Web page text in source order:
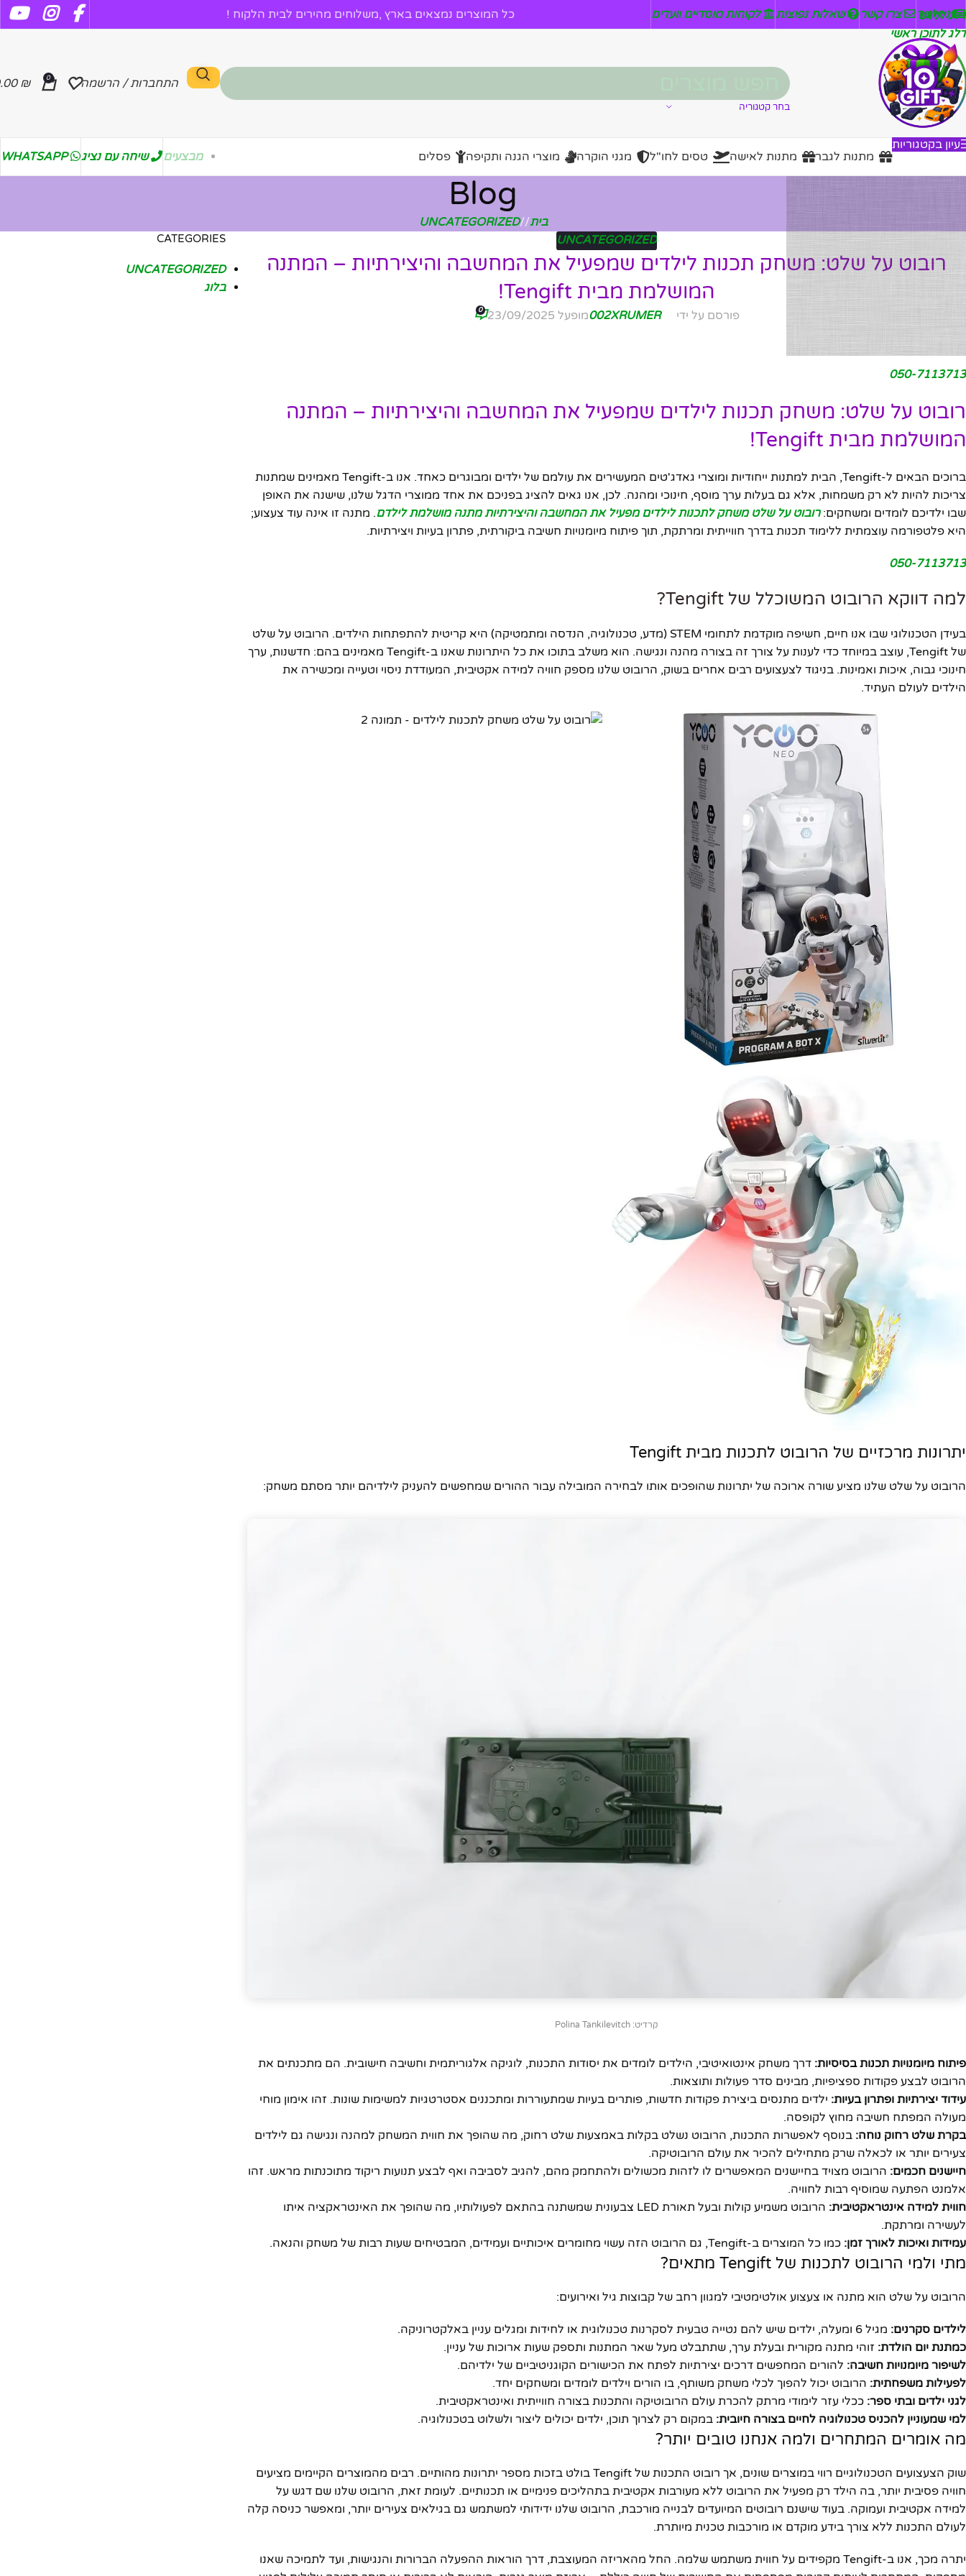
דלג לניווט
דלג לתוכן ראשי
ניזלטר צרו קשר שאלות נפוצות לקוחות מוסדיים וועדים כל המוצרים נמצאים בארץ ,משלוחים מהירים לבית הלקוח !
בחר קטגוריה
התחברות / הרשמה 0
₪
עיון בקטגוריות
מתנות לגבר
מתנות לאישה טסים לחו"ל מגני הוקרה מוצרי הגנה ותקיפה פסלים מבצעים שיחה עם נציג WHATSAPP
Blog
בית/
UNCATEGORIZED
UNCATEGORIZED
רובוט על שלט: משחק תכנות לילדים שמפעיל את המחשבה והיצירתיות – המתנה
המושלמת מבית Tengift!
פורסם על ידי 002XRUMERמופעל 23/09/2025 0
050-7113713
רובוט על שלט: משחק תכנות לילדים שמפעיל את המחשבה והיצירתיות – המתנה
המושלמת מבית Tengift!
ברוכים הבאים ל-Tengift, הבית למתנות ייחודיות ומוצרי גאדג'טים המעשירים את עולמם של ילדים ומבוגרים כאחד. אנו ב-Tengift מאמינים שמתנות
צריכות להיות לא רק משמחות, אלא גם בעלות ערך מוסף, חינוכי ומהנה. לכן, אנו גאים להציג בפניכם את אחד ממוצרי הדגל שלנו, שישנה את האופן
שבו ילדיכם לומדים ומשחקים:רובוט על שלט משחק לתכנות לילדים מפעיל את המחשבה והיצירתיות מתנה מושלמת לילדם. מתנה זו אינה עוד צעצוע;
היא פלטפורמה עוצמתית ללימוד תכנות בדרך חווייתית ומרתקת, תוך פיתוח מיומנויות חשיבה ביקורתית, פתרון בעיות ויצירתיות.
050-7113713
למה דווקא הרובוט המשוכלל של Tengift?
בעידן הטכנולוגי שבו אנו חיים, חשיפה מוקדמת לתחומי STEM (מדע, טכנולוגיה, הנדסה ומתמטיקה) היא קריטית להתפתחות הילדים. הרובוט על שלט
של Tengift, עוצב במיוחד כדי לענות על צורך זה בצורה מהנה ונגישה. הוא משלב בתוכו את כל היתרונות שאנו ב-Tengift מאמינים בהם: חדשנות, ערך
חינוכי גבוה, איכות ואמינות. בניגוד לצעצועים רבים אחרים בשוק, הרובוט שלנו מספק חוויה למידה אקטיבית, המעודדת ניסוי וטעייה ומכשירה את
הילדים לעולם העתיד.
יתרונות מרכזיים של הרובוט לתכנות מבית Tengift
הרובוט על שלט שלנו מציע שורה ארוכה של יתרונות שהופכים אותו לבחירה המובילה עבור ההורים שמחפשים להעניק לילדיהם יותר מסתם משחק:
קרדיט: Polina Tankilevitch
פיתוח מיומנויות תכנות בסיסיות: דרך משחק אינטואיטיבי, הילדים לומדים את יסודות התכנות, לוגיקה אלגוריתמית וחשיבה חישובית. הם מתכנתים את
הרובוט לבצע פקודות ספציפיות, מבינים סדר פעולות ותוצאות.
עידוד יצירתיות ופתרון בעיות: ילדים מתנסים ביצירת פקודות חדשות, פותרים בעיות שמתעוררות ומתכננים אסטרטגיות למשימות שונות. זהו אימון מוחי
מעולה המפתח חשיבה מחוץ לקופסה.
בקרת שלט רחוק נוחה: בנוסף לאפשרות התכנות, הרובוט נשלט בקלות באמצעות שלט רחוק, מה שהופך את חווית המשחק למהנה ונגישה גם לילדים
צעירים יותר או לכאלה שרק מתחילים להכיר את עולם הרובוטיקה.
חיישנים חכמים: הרובוט מצויד בחיישנים המאפשרים לו לזהות מכשולים ולהתחמק מהם, להגיב לסביבה ואף לבצע תנועות ריקוד מתוכנתות מראש. זהו
אלמנט הפתעה שמוסיף רבות לחוויה.
חווית למידה אינטראקטיבית:
הרובוט משמיע קולות ובעל תאורת LED צבעונית שמשתנה בהתאם לפעולותיו, מה שהופך את האינטראקציה איתו
לעשירה ומרתקת.
עמידות ואיכות לאורך זמן: כמו כל המוצרים ב-Tengift, גם הרובוט הזה עשוי מחומרים איכותיים ועמידים, המבטיחים שעות רבות של משחק והנאה.
מתי ולמי הרובוט לתכנות של Tengift מתאים?
הרובוט על שלט הוא מתנה או צעצוע אולטימטיבי למגוון רחב של קבוצות גיל ואירועים:
לילדים סקרנים: מגיל 6 ומעלה, ילדים שיש להם נטייה טבעית לסקרנות טכנולוגית או לחידות ומגלים עניין באלקטרוניקה.
כמתנת יום הולדת: זוהי מתנה מקורית ובעלת ערך, שתתבלט מעל שאר המתנות ותספק שעות ארוכות של עניין.
לשיפור מיומנויות חשיבה: להורים המחפשים דרכים יצירתיות לפתח את הכישורים הקוגניטיביים של ילדיהם.
לפעילות משפחתית: הרובוט יכול להפוך לכלי משחק משותף, בו הורים וילדים לומדים ומשחקים יחד.
לגני ילדים ובתי ספר: ככלי עזר לימודי מרתק להכרת עולם הרובוטיקה והתכנות בצורה חווייתית ואינטראקטיבית.
למי שמעוניין להכניס טכנולוגיה לחיים בצורה חיובית: במקום רק לצרוך תוכן, ילדים יכולים ליצור ולשלוט בטכנולוגיה.
מה אומרים המתחרים ולמה אנחנו טובים יותר?
שוק הצעצועים הטכנולוגיים רווי במוצרים שונים, אך רובוט התכנות של Tengift בולט בזכות מספר יתרונות מהותיים. רבים מהמוצרים הקיימים מציעים
חוויה פסיבית יותר, בה הילד רק מפעיל את הרובוט ללא מעורבות אקטיבית בתהליכים פנימיים או תכנותיים. לעומת זאת, הרובוט שלנו שם דגש על
למידה אקטיבית ועמוקה. בעוד שישנם רובוטים המיועדים לבנייה מורכבת, הרובוט שלנו ידידותי למשתמש גם בגילאים צעירים יותר, ומאפשר כניסה קלה
לעולם התכנות ללא צורך בידע מוקדם או מורכבות טכנית מיותרת.
יתרה מכך, אנו ב-Tengift מקפידים על חווית משתמש שלמה. החל מהאריזה המעוצבת, דרך הוראות ההפעלה הברורות והנגישות, ועד לתמיכה שאנו
CATEGORIES
UNCATEGORIZED
בלוג